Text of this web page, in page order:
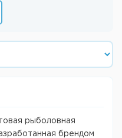
рыболовная
брендом